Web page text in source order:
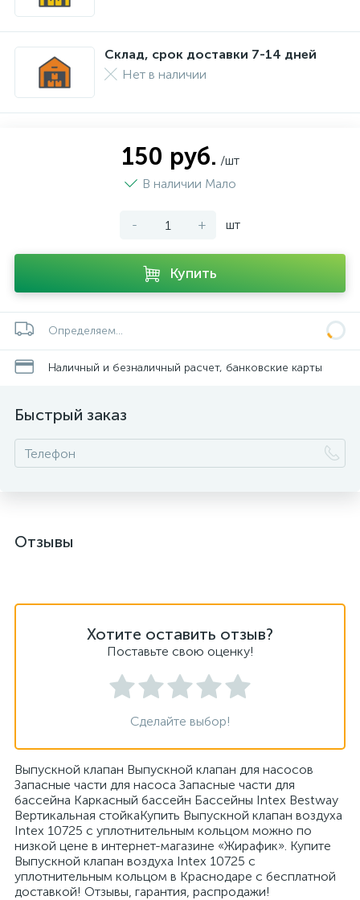
Склад, срок доставки 7-14 дней
Нет в наличии
150 руб. /шт
В наличии Мало
- + шт
Купить
Определяем...
Наличный и безналичный расчет, банковские карты
Быстрый заказ
Отзывы
Хотите оставить отзыв?
Поставьте свою оценку!
Сделайте выбор!
Выпускной клапан Выпускной клапан для насосов
Запасные части для насоса Запасные части для
бассейна Каркасный бассейн Бассейны Intex Bestway
Вертикальная стойкаКупить Выпускной клапан воздуха
Intex 10725 с уплотнительным кольцом можно по
низкой цене в интернет-магазине «Жирафик». Купите
Выпускной клапан воздуха Intex 10725 с
уплотнительным кольцом в Краснодаре с бесплатной
доставкой! Отзывы, гарантия, распродажи!